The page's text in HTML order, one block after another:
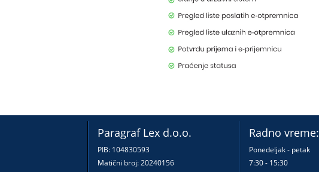
Paragraf Lex d.o.o.
PIB: 104830593
Matični broj: 20240156
Radno vreme:
Ponedeljak - petak
7:30 - 15:30